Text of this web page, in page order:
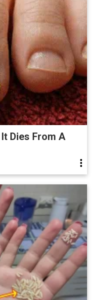
Dies From A